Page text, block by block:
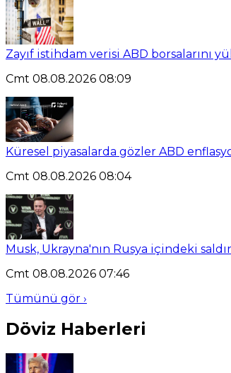
Zayıf istihdam verisi ABD borsalarını
Cmt 08.08.2026 08:09
Küresel piyasalarda gözler ABD
Cmt 08.08.2026 08:04
Musk, Ukrayna'nın Rusya içindeki
Cmt 08.08.2026 07:46
Tümünü gör ›
Döviz Haberleri